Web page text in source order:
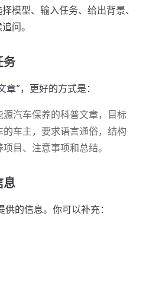
模型、输入任务、给出背景、
问。
务
”，更好的方式是：
汽车保养的科普文章，目标
车主，要求语言通俗，结构
目、注意事项和总结。
息
的信息。你可以补充：